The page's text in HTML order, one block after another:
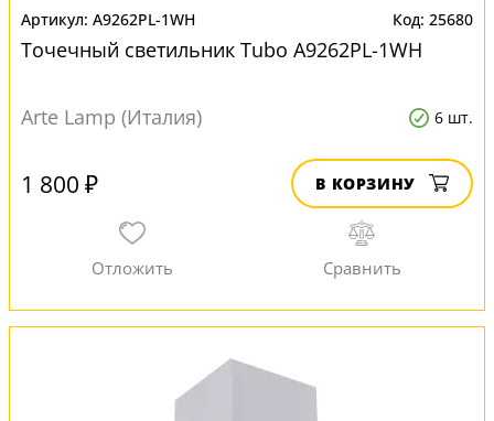
A9262PL-1WH 25680
Точечный светильник Tubo A9262PL-1WH
Arte Lamp (Италия) 6 шт.
1 800 ₽ В КОРЗИНУ